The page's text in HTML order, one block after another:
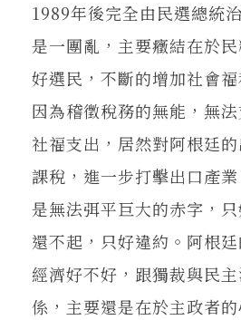
1989年後完全由民選總統
是一團亂，主要癥結在於
好選民，不斷的增加社會
因為稽徵稅務的無能，無
社福支出，居然對阿根廷
課稅，進一步打擊出口產
是無法弭平巨大的赤字，
還不起，只好違約。阿根
經濟好不好，跟獨裁與民
係，主要還是在於主政者